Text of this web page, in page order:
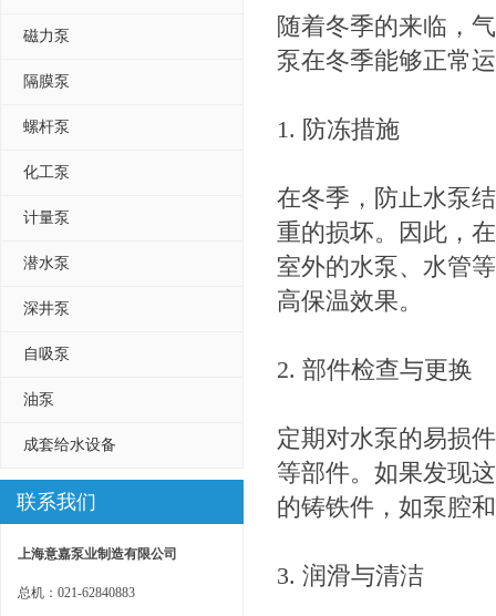
磁力泵
隔膜泵
螺杆泵
化工泵
计量泵
潜水泵
深井泵
自吸泵
油泵
成套给水设备
联系我们
上海意嘉泵业制造有限公司
总机：021-62840883
随着冬季的来临，
泵在冬季能够正常
1. 防冻措施
在冬季，防止水泵
重的损坏。因此，
室外的水泵、水管
高保温效果。
2. 部件检查与更换
定期对水泵的易损
等部件。如果发现
的铸铁件，如泵腔
3. 润滑与清洁